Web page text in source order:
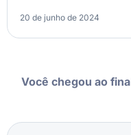
20 de junho de 2024
Você chegou ao